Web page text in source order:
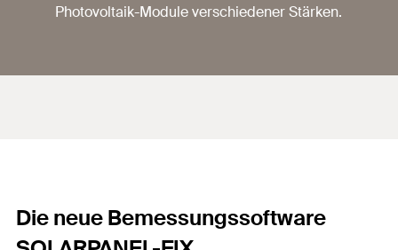
Photovoltaik-Module verschiedener Stärken.
Die neue Bemessungssoftware